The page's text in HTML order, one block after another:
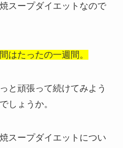
スープダイエットなので
はたったの一週間。
と頑張って続けてみよう
しょうか。
スープダイエットについ